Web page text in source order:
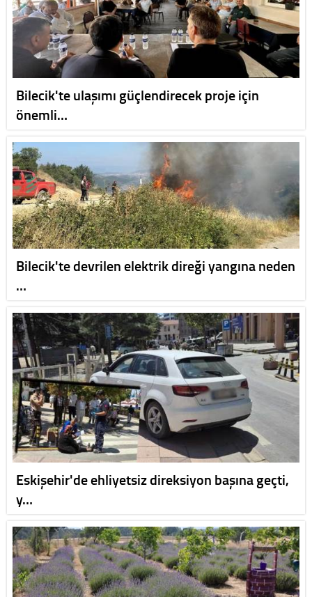
Bilecik'te ulaşımı güçlendirecek proje için
önemli…
Bilecik'te devrilen elektrik direği yangına neden
…
Eskişehir'de ehliyetsiz direksiyon başına geçti,
y…